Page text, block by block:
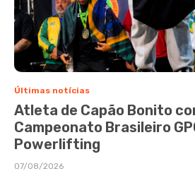
Últimas notícias
Atleta de Capão Bonito
Campeonato Brasileiro
Powerlifting
07/08/2026